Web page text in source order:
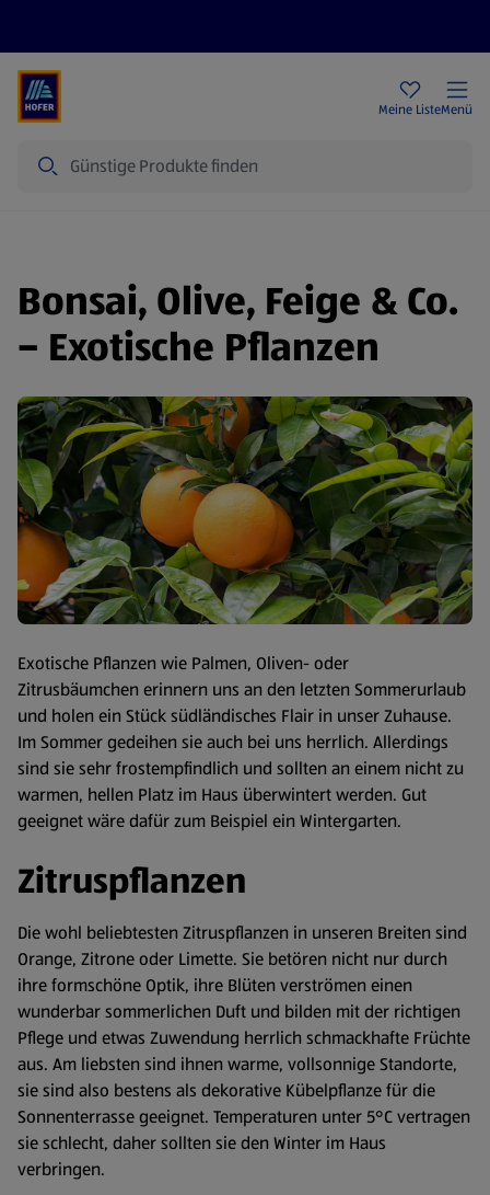
Meine ListeMenü
Bonsai, Olive, Feige & Co.
– Exotische Pflanzen
Exotische Pflanzen wie Palmen, Oliven- oder
Zitrusbäumchen erinnern uns an den letzten Sommerurlaub
und holen ein Stück südländisches Flair in unser Zuhause.
Im Sommer gedeihen sie auch bei uns herrlich. Allerdings
sind sie sehr frostempfindlich und sollten an einem nicht zu
warmen, hellen Platz im Haus überwintert werden. Gut
geeignet wäre dafür zum Beispiel ein Wintergarten.
Zitruspflanzen
Die wohl beliebtesten Zitruspflanzen in unseren Breiten sind
Orange, Zitrone oder Limette. Sie betören nicht nur durch
ihre formschöne Optik, ihre Blüten verströmen einen
wunderbar sommerlichen Duft und bilden mit der richtigen
Pflege und etwas Zuwendung herrlich schmackhafte Früchte
aus. Am liebsten sind ihnen warme, vollsonnige Standorte,
sie sind also bestens als dekorative Kübelpflanze für die
Sonnenterrasse geeignet. Temperaturen unter 5°C vertragen
sie schlecht, daher sollten sie den Winter im Haus
verbringen.